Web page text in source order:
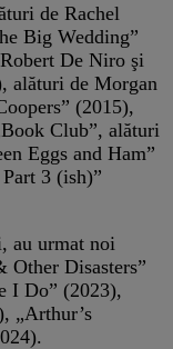
de Rachel
Big Wedding”
De Niro şi
alături de Morgan
(2015),
Club”, alături
Eggs and Ham”
3 (ish)”
au urmat noi
Other Disasters”
I Do” (2023),
„Arthur’s